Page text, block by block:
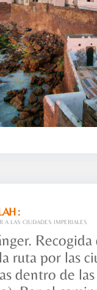
:
A LAS CIUDADES IMPERIALES
ruta por las
dentro de